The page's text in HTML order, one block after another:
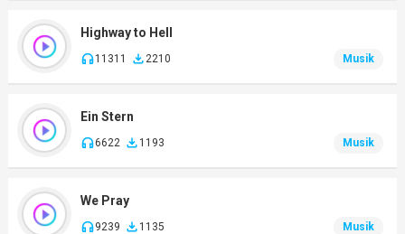
Highway to Hell
11311 2210 Musik
Ein Stern
6622 1193 Musik
We Pray
9239 1135 Musik